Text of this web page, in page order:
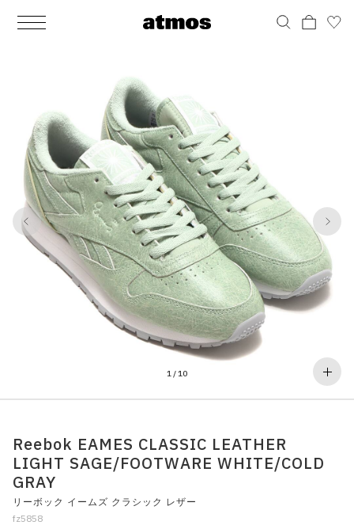
MEN
ウェア
バッグ
アクセサリー
その他
アディダス ピックアップ
シューズ
ブーツ
サンダル
その他
すべてのシューズ
ライフスタイルランニング
ウェア
アウター
パンツ
ソックス
アンダーウェア
バッグ
バックパック / リュック
ショルダー / メッセンジャーバッグ
トート / エコバッグ
クラッチ / セカンドバッグ
ウエストバッグ
その他
すべてのバッグ
アクセサリー
ポーチ / ウォレット
帽子
グッズ / アクセサリー
その他
すべてのアクセサリー
その他
シューケア / グッズ
おもちゃ / フィギュア
その他
すべてのその他
WOMENS
ウェア
バッグ
アクセサリー
その他
アディダス ピックアップ
シューズ
ブーツ
サンダル / パンプス
その他
すべてのシューズ
ライフスタイルランニング
ウェア
アウター
パンツ
ワンピース
スカート
ソックス
アンダーウェア
すべてのウェア
バッグ
バックパック / リュック
ショルダー / メッセンジャーバッグ
トート / エコバッグ
クラッチ / セカンドバッグ
ウエストバッグ
その他
すべてのバッグ
アクセサリー
ポーチ / ウォレット
帽子
グッズ / アクセサリー
その他
すべてのアクセサリー
その他
シューケア / グッズ
おもちゃ / フィギュア
その他
すべてのその他
1 /10
1 10
Reebok EAMES CLASSIC LEATHER
LIGHT SAGE/FOOTWARE WHITE/COLD
GRAY
リーボック イームズ クラシック レザー
fz5858